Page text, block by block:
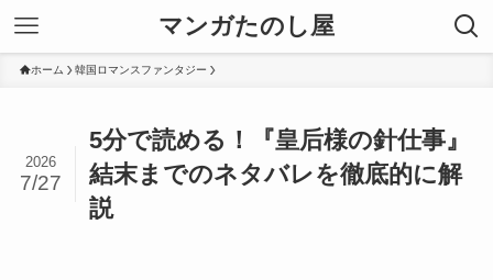
マンガたのし屋
ホーム 韓国ロマンスファンタジー
5分で読める！『皇后様の針仕事』
結末までのネタバレを徹底的に解
説
2026
7/27